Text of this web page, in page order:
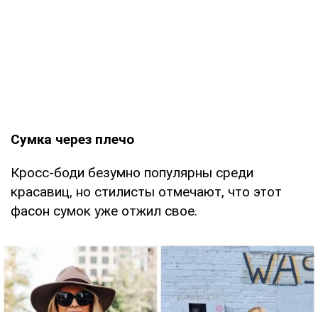
Сумка через плечо
Кросс-боди безумно популярны среди
красавиц, но стилисты отмечают, что этот
фасон сумок уже отжил свое.